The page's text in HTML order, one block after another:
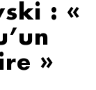
: «
»